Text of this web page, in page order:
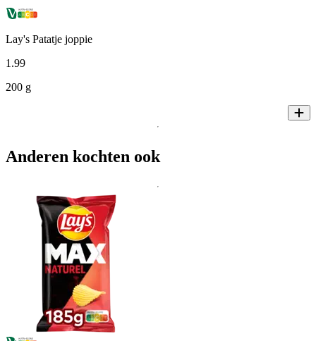
Lay's Patatje joppie
1 .99
200 g
Anderen kochten ook